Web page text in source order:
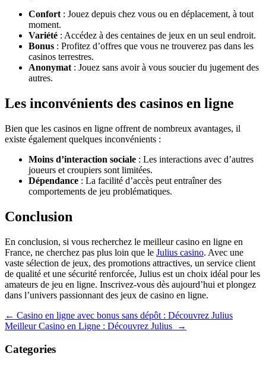
Confort : Jouez depuis chez vous ou en déplacement, à tout
moment.
Variété : Accédez à des centaines de jeux en un seul endroit.
Bonus : Profitez d’offres que vous ne trouverez pas dans les
casinos terrestres.
Anonymat : Jouez sans avoir à vous soucier du jugement des
autres.
Les inconvénients des casinos en ligne
Bien que les casinos en ligne offrent de nombreux avantages, il
existe également quelques inconvénients :
Moins d’interaction sociale : Les interactions avec d’autres
joueurs et croupiers sont limitées.
Dépendance : La facilité d’accès peut entraîner des
comportements de jeu problématiques.
Conclusion
En conclusion, si vous recherchez le meilleur casino en ligne en
France, ne cherchez pas plus loin que le Julius casino. Avec une
vaste sélection de jeux, des promotions attractives, un service client
de qualité et une sécurité renforcée, Julius est un choix idéal pour les
amateurs de jeu en ligne. Inscrivez-vous dès aujourd’hui et plongez
dans l’univers passionnant des jeux de casino en ligne.
Navegación
de
entradas
← Casino en ligne avec bonus sans dépôt : Découvrez Julius
Meilleur Casino en Ligne : Découvrez Julius
→
Categories